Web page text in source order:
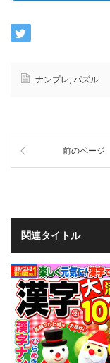
ナンプレ, パズル
前のページ
関連タイトル